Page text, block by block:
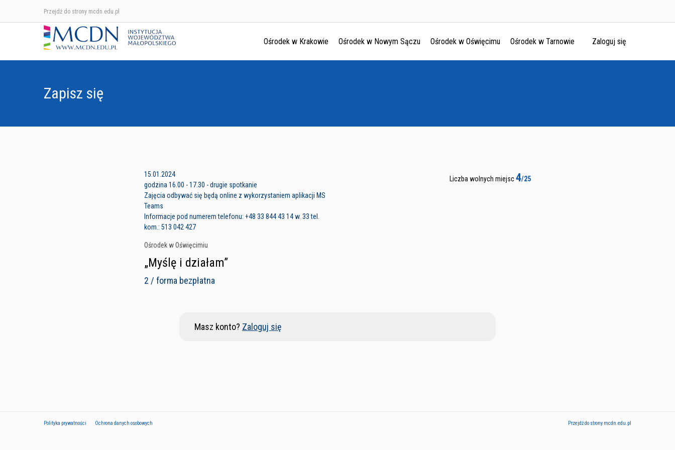
Przejdź do strony mcdn.edu.pl
Ośrodek w Krakowie Ośrodek w Nowym Sączu Ośrodek w Oświęcimu Ośrodek w Tarnowie Zaloguj się
Zapisz się
15.01.2024
godzina 16.00 - 17.30 - drugie spotkanie
Zajęcia odbywać się będą online z wykorzystaniem aplikacji MS
Teams
Informacje pod numerem telefonu: +48 33 844 43 14 w. 33 tel.
kom.: 513 042 427
Ośrodek w Oświęcimiu
Liczba wolnych miejsc4/25
„Myślę i działam”
2 / forma bezpłatna
Masz konto? Zaloguj się
Polityka prywatności Ochrona danych osobowych Przejdź do strony mcdn.edu.pl
Ośrodek w Krakowie